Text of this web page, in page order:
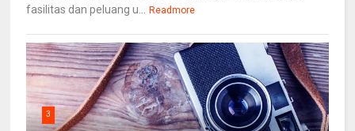
fasilitas dan peluang u...
Readmore
3